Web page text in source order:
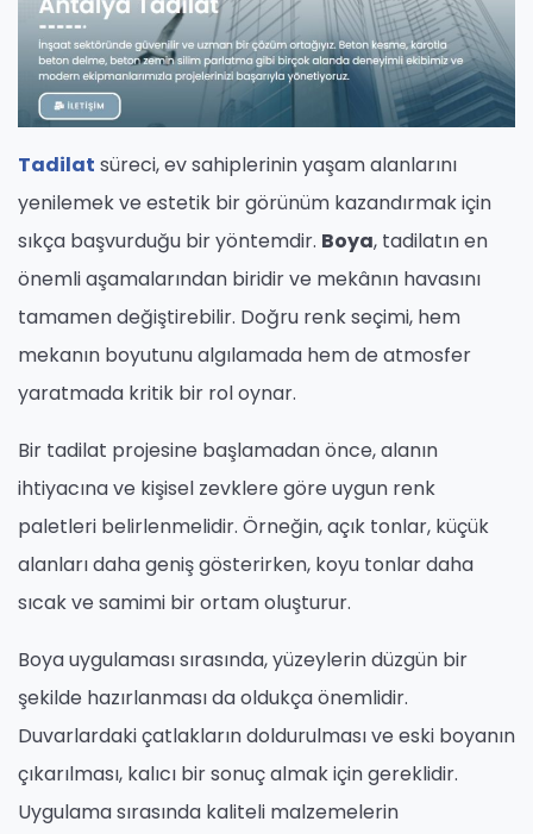
Tadilat süreci, ev sahiplerinin yaşam alanlarını
yenilemek ve estetik bir görünüm kazandırmak için
sıkça başvurduğu bir yöntemdir. Boya, tadilatın en
önemli aşamalarından biridir ve mekânın havasını
tamamen değiştirebilir. Doğru renk seçimi, hem
mekanın boyutunu algılamada hem de atmosfer
yaratmada kritik bir rol oynar.
Bir tadilat projesine başlamadan önce, alanın
ihtiyacına ve kişisel zevklere göre uygun renk
paletleri belirlenmelidir. Örneğin, açık tonlar, küçük
alanları daha geniş gösterirken, koyu tonlar daha
sıcak ve samimi bir ortam oluşturur.
Boya uygulaması sırasında, yüzeylerin düzgün bir
şekilde hazırlanması da oldukça önemlidir.
Duvarlardaki çatlakların doldurulması ve eski boyanın
çıkarılması, kalıcı bir sonuç almak için gereklidir.
Uygulama sırasında kaliteli malzemelerin